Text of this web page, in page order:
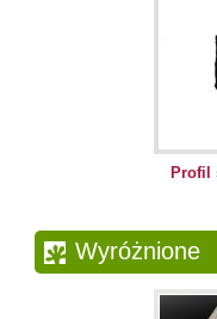
Profil
Wyróżnione